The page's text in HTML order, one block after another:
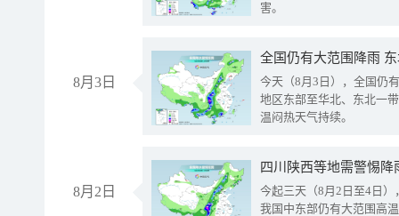
害。
8月3日
全国仍有大范围降雨
今天（8月3日），全国仍
地区东部至华北、东北一
温闷热天气持续。
8月2日
今起三天（8月2日至4日
我国中东部仍有大范围高